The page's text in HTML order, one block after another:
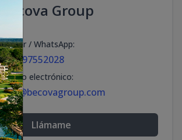
Becova Group
Celular / WhatsApp:
+18297552028
Correo electrónico:
info@becovagroup.com
Llámame